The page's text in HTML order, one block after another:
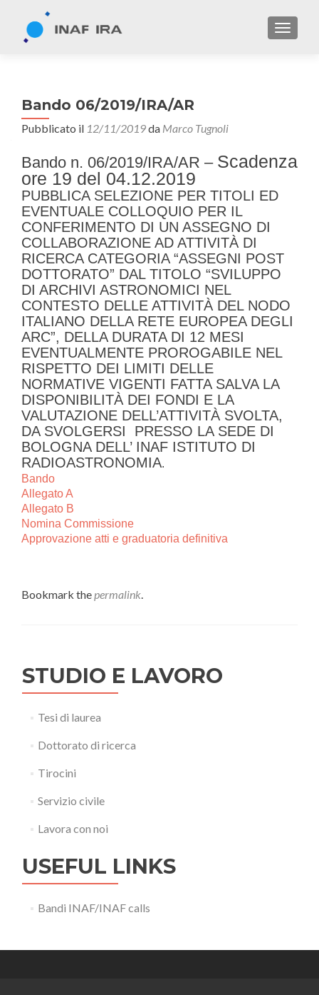
Bando 06/2019/IRA/AR
Pubblicato il 12/11/2019da Marco Tugnoli
Bando n. 06/2019/IRA/AR – Scadenza
ore 19 del 04.12.2019
PUBBLICA SELEZIONE PER TITOLI ED
EVENTUALE COLLOQUIO PER IL
CONFERIMENTO DI UN ASSEGNO DI
COLLABORAZIONE AD ATTIVITÀ DI
RICERCA CATEGORIA “ASSEGNI POST
DOTTORATO” DAL TITOLO “SVILUPPO
DI ARCHIVI ASTRONOMICI NEL
CONTESTO DELLE ATTIVITÀ DEL NODO
ITALIANO DELLA RETE EUROPEA DEGLI
ARC”, DELLA DURATA DI 12 MESI
EVENTUALMENTE PROROGABILE NEL
RISPETTO DEI LIMITI DELLE
NORMATIVE VIGENTI FATTA SALVA LA
DISPONIBILITÀ DEI FONDI E LA
VALUTAZIONE DELL’ATTIVITÀ SVOLTA,
DA SVOLGERSI PRESSO LA SEDE DI
BOLOGNA DELL’ INAF ISTITUTO DI
RADIOASTRONOMIA.
Bando
Allegato A
Allegato B
Nomina Commissione
Approvazione atti e graduatoria definitiva
Bookmark thepermalink.
STUDIO E LAVORO
Tesi di laurea
Dottorato di ricerca
Tirocini
Servizio civile
Lavora con noi
USEFUL LINKS
Bandi INAF/INAF calls